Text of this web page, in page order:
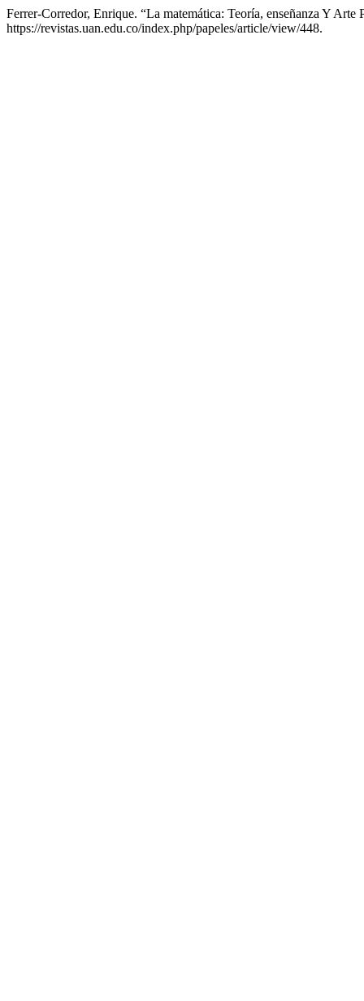
Ferrer-Corredor, Enrique. “La matemática: Teoría, enseñanza Y Arte
https://revistas.uan.edu.co/index.php/papeles/article/view/448.